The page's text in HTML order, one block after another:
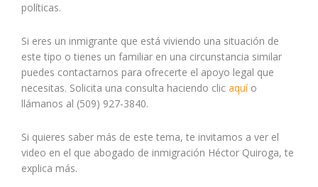
políticas.
Si eres un inmigrante que está viviendo una situación de
este tipo o tienes un familiar en una circunstancia similar
puedes contactarnos para ofrecerte el apoyo legal que
necesitas. Solicita una consulta haciendo clic aquío
llámanos al (509) 927-3840.
Si quieres saber más de este tema, te invitamos a ver el
video en el que abogado de inmigración Héctor Quiroga, te
explica más.